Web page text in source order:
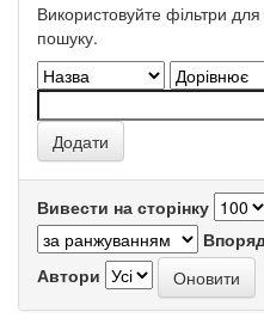
Використовуйте фільтри для
пошуку.
Вивести на сторінку
Автори